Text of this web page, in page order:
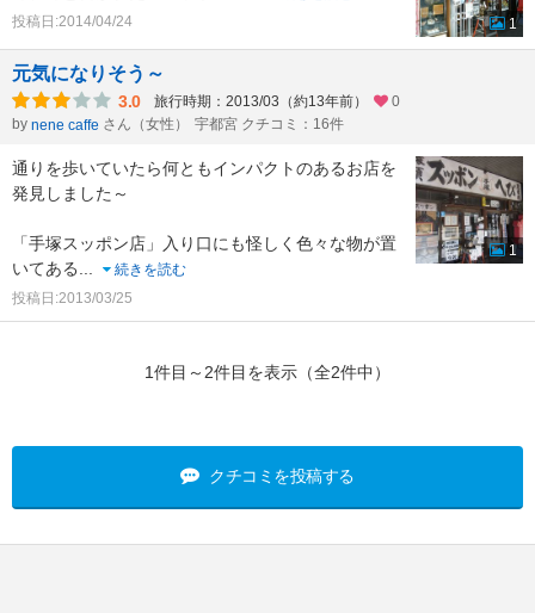
投稿日:2014/04/24
1
元気になりそう～
3.0 旅行時期：2013/03（約13年前）
0
by nene caffe さん（女性） 宇都宮 クチコミ：16件
通りを歩いていたら何ともインパクトのあるお店を
発見しました～
「手塚スッポン店」入り口にも怪しく色々な物が置
いてある...
続きを読む
投稿日:2013/03/25
1
1件目～2件目を表示（全2件中）
クチコミを投稿する